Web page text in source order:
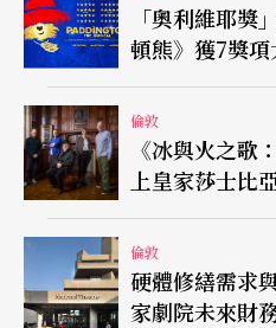
「奧利維耶獎」50周
頓熊》獲7獎
倫敦
《冰與火之歌：
上皇家莎士比
倫敦
硬體修繕需求與演
家劇院未來財